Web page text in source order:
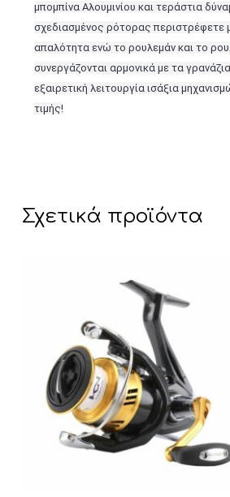
Κανένα προϊόν στο
μπομπίνα Αλουμινίου και τεράστια
σχεδιασμένος ρότορας περιστρέφετε
απαλότητα ενώ το ρουλεμάν και το
συνεργάζονται αρμονικά με τα
εξαιρετική λειτουργία ισάξια
τιμής!
Σχετικά προϊόντα